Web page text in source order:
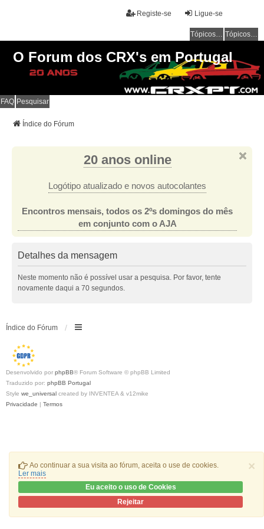
×
Ao continuar a sua visita ao fórum, aceita o use de cookies.
Ler mais
Eu aceito o uso de Cookies
Rejeitar
Ligue-se
Registe-se
Tópicos sem resposta Tópicos ativos
O Forum dos CRX's em Portugal
FAQ Pesquisar
Índice do Fórum
20 anos online
Logótipo atualizado e novos autocolantes
Encontros mensais, todos os 2ºs domingos do mês
em conjunto com o AJA
Detalhes da mensagem
Neste momento não é possível usar a pesquisa. Por favor, tente
novamente daqui a 70 segundos.
Índice do Fórum
Desenvolvido por phpBB® Forum Software © phpBB Limited
Traduzido por: phpBB Portugal
Style we_universal created by INVENTEA & v12mike
Privacidade | Termos